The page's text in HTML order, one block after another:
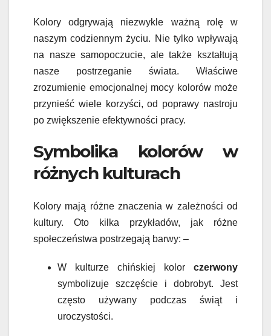
Kolory odgrywają niezwykle ważną rolę w
naszym codziennym życiu. Nie tylko wpływają
na nasze samopoczucie, ale także kształtują
nasze postrzeganie świata. Właściwe
zrozumienie emocjonalnej mocy kolorów może
przynieść wiele korzyści, od poprawy nastroju
po zwiększenie efektywności pracy.
Symbolika kolorów w
różnych kulturach
Kolory mają różne znaczenia w zależności od
kultury. Oto kilka przykładów, jak różne
społeczeństwa postrzegają barwy: –
W kulturze chińskiej kolor czerwony
symbolizuje szczęście i dobrobyt. Jest
często używany podczas świąt i
uroczystości.